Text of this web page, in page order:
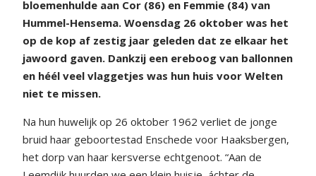
bloemenhulde aan Cor (86) en Femmie (84) van
Hummel-Hensema. Woensdag 26 oktober was het
op de kop af zestig jaar geleden dat ze elkaar het
jawoord gaven. Dankzij een ereboog van ballonnen
en héél veel vlaggetjes was hun huis voor Welten
niet te missen.
Na hun huwelijk op 26 oktober 1962 verliet de jonge
bruid haar geboortestad Enschede voor Haaksbergen,
het dorp van haar kersverse echtgenoot. “Aan de